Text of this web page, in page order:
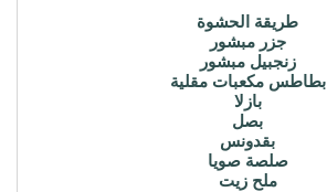
طريقة الحشوة
جزر مبشور
زنجبيل مبشور
بطاطس مكعبات مقلية
بازلا
بصل
بقدونس
صلصة صويا
ملح زيت